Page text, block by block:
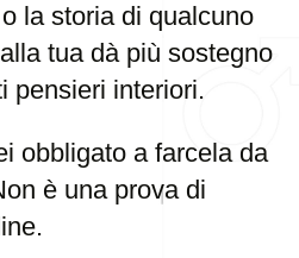
la storia di qualcuno
tua dà più sostegno
pensieri interiori.
obbligato a farcela da
è una prova di